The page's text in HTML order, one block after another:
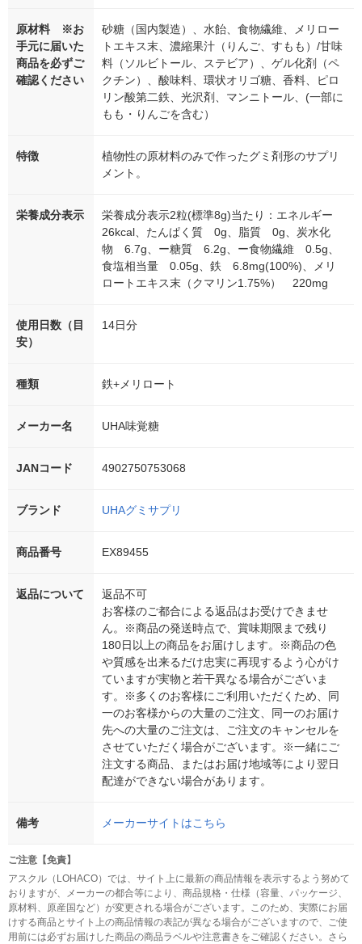
原材料 ※お
手元に届いた
商品を必ずご
確認ください
砂糖（国内製造）、水飴、食物繊維、メリロー
トエキス末、濃縮果汁（りんご、すもも）/甘味
料（ソルビトール、ステビア）、ゲル化剤（ペ
クチン）、酸味料、環状オリゴ糖、香料、ピロ
リン酸第二鉄、光沢剤、マンニトール、(一部に
もも・りんごを含む）
特徴
植物性の原材料のみで作ったグミ剤形のサプリ
メント。
栄養成分表示
栄養成分表示2粒(標準8g)当たり：エネルギー
26kcal、たんぱく質 0g、脂質 0g、炭水化
物 6.7g、ー糖質 6.2g、ー食物繊維 0.5g、
食塩相当量 0.05g、鉄 6.8mg(100%)、メリ
ロートエキス末（クマリン1.75%） 220mg
使用日数（目
安）
14日分
種類 鉄+メリロート
メーカー名 UHA味覚糖
JANコード 4902750753068
ブランド UHAグミサプリ
商品番号 EX89455
返品について
返品不可
お客様のご都合による返品はお受けできませ
ん。※商品の発送時点で、賞味期限まで残り
180日以上の商品をお届けします。※商品の色
や質感を出来るだけ忠実に再現するよう心がけ
ていますが実物と若干異なる場合がございま
す。※多くのお客様にご利用いただくため、同
一のお客様からの大量のご注文、同一のお届け
先への大量のご注文は、ご注文のキャンセルを
させていただく場合がございます。※一緒にご
注文する商品、またはお届け地域等により翌日
配達ができない場合があります。
備考 メーカーサイトはこちら
ご注意【免責】
アスクル（LOHACO）では、サイト上に最新の商品情報を表示するよう努めて
おりますが、メーカーの都合等により、商品規格・仕様（容量、パッケージ、
原材料、原産国など）が変更される場合がございます。このため、実際にお届
けする商品とサイト上の商品情報の表記が異なる場合がございますので、ご使
用前には必ずお届けした商品の商品ラベルや注意書きをご確認ください。さら